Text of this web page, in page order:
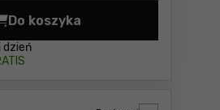
dzień
Do koszyka
Młotowiertarka Makita